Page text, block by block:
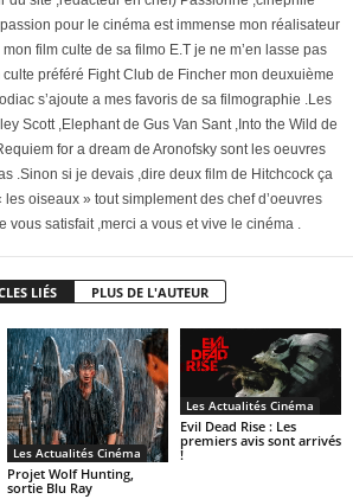
pour le cinéma est immense mon réalisateur
film culte de sa filmo E.T je ne m’en lasse pas
préféré Fight Club de Fincher mon deuxuième
s’ajoute a mes favoris de sa filmographie .Les
Scott ,Elephant de Gus Van Sant ,Into the Wild de
for a dream de Aronofsky sont les oeuvres
.Sinon si je devais ,dire deux film de Hitchcock ça
oiseaux » tout simplement des chef d’oeuvres
vous satisfait ,merci a vous et vive le cinéma .
LIÉS PLUS DE L'AUTEUR
Les Actualités Cinéma
Projet Wolf Hunting,
sortie Blu Ray
Les Actualités Cinéma
Evil Dead Rise : Les
premiers avis sont arrivés
!